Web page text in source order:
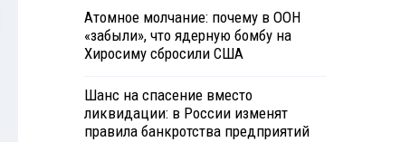
Атомное молчание: почему в ООН
«забыли», что ядерную бомбу на
Хиросиму сбросили США
Шанс на спасение вместо
ликвидации: в России изменят
правила банкротства предприятий